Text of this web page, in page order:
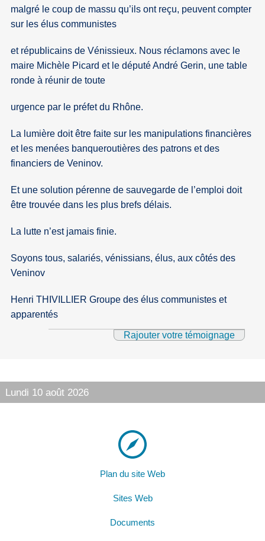
malgré le coup de massu qu’ils ont reçu, peuvent compter
sur les élus communistes
et républicains de Vénissieux. Nous réclamons avec le
maire Michèle Picard et le député André Gerin, une table
ronde à réunir de toute
urgence par le préfet du Rhône.
La lumière doit être faite sur les manipulations financières
et les menées banqueroutières des patrons et des
financiers de Veninov.
Et une solution pérenne de sauvegarde de l’emploi doit
être trouvée dans les plus brefs délais.
La lutte n’est jamais finie.
Soyons tous, salariés, vénissians, élus, aux côtés des
Veninov
Henri THIVILLIER Groupe des élus communistes et
apparentés
Rajouter votre témoignage
Lundi 10 août 2026
Plan du site Web
Sites Web
Documents